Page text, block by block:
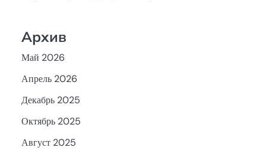
Архив
Май 2026
Апрель 2026
Декабрь 2025
Октябрь 2025
Август 2025